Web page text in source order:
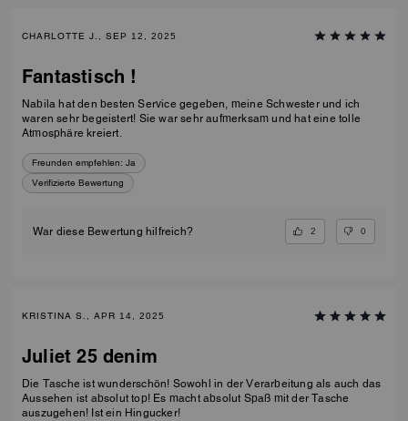
CHARLOTTE J., SEP 12, 2025
Fantastisch !
Nabila hat den besten Service gegeben, meine Schwester und ich
waren sehr begeistert! Sie war sehr aufmerksam und hat eine tolle
Atmosphäre kreiert.
Freunden empfehlen: Ja
Verifizierte Bewertung
War diese Bewertung hilfreich? 2 0
KRISTINA S., APR 14, 2025
Juliet 25 denim
Die Tasche ist wunderschön! Sowohl in der Verarbeitung als auch das
Aussehen ist absolut top! Es macht absolut Spaß mit der Tasche
auszugehen! Ist ein Hingucker!